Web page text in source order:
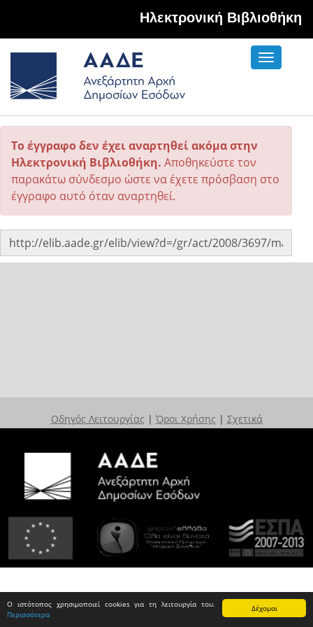
Δέχομαι
Ο ιστότοπος χρησιμοποιεί cookies για τη λειτουργία του.
Περισσότερα
Hλεκτρονική Βιβλιοθήκη
Toggle
Το έγγραφο δεν έχει αναρτηθεί ακόμα στην
Ηλεκτρονική Βιβλιοθήκη. Αποθηκεύστε τον
παρακάτω σύνδεσμο ώστε να έχετε πρόσβαση στο
έγγραφο αυτό όταν αναρτηθεί.
Οδηγός Λειτουργίας | Όροι Χρήσης | Σχετικά